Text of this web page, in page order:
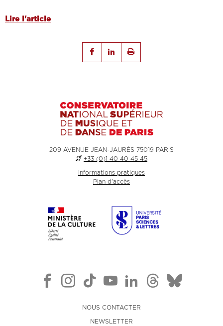
Lire l'article
209 AVENUE JEAN-JAURÈS 75019 PARIS
+33 (0)1 40 40 45 45
Informations pratiques
Plan d'accès
NOUS CONTACTER
NEWSLETTER